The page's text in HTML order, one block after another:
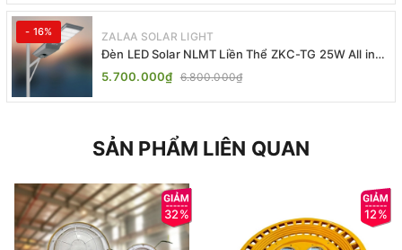
- 16% ZALAA SOLAR LIGHT
Đèn LED Solar NLMT Liền Thể ZKC-TG 25W All in
One | ZALAA Street Light
5.700.000₫ 6.800.000₫
SẢN PHẨM LIÊN QUAN
32% 12%